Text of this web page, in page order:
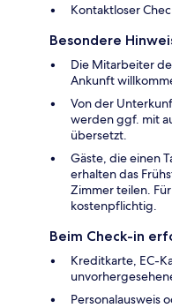
Kontaktloser
Besondere
Die Mitarbeiter
Ankunft
Von der
werden ggf. mit
übersetzt.
Gäste, die einen
erhalten das
Zimmer teilen.
kostenpflichtig.
Beim Check-in
Kreditkarte, EC-
Personalausweis